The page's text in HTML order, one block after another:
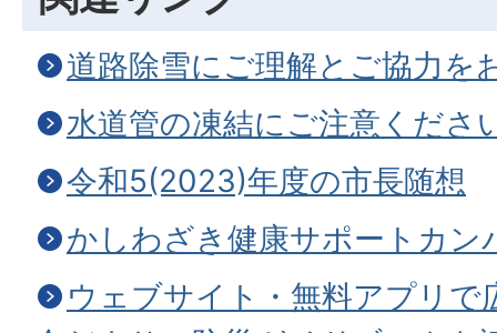
道路除雪にご理解とご協力を
水道管の凍結にご注意くださ
令和5(2023)年度の市長随想
かしわざき健康サポートカン
ウェブサイト・無料アプリで